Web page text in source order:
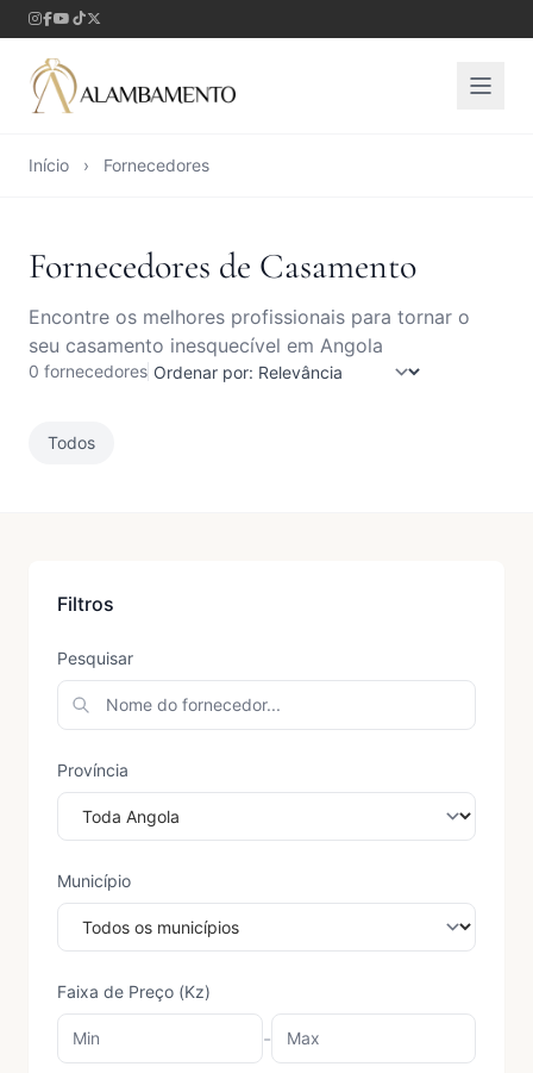
Início › Fornecedores
Fornecedores de Casamento
Encontre os melhores profissionais para tornar o
seu casamento inesquecível em Angola
0 fornecedores
Todos
Filtros
Pesquisar
Província
Município
Faixa de Preço (Kz)
-